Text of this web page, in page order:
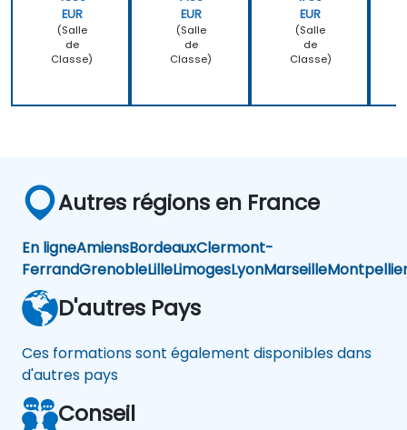
EUR
(Salle
de
Classe)
EUR
(Salle
de
Classe)
EUR
(Salle
de
Classe)
Autres régions en France
En ligneAmiensBordeauxClermont-
FerrandGrenobleLilleLimogesLyonMarseille
D'autres Pays
Ces formations sont également disponibles dans
d'autres pays
Conseil